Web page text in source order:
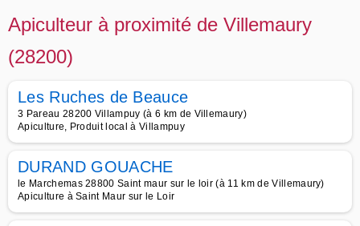
Apiculteur à proximité de Villemaury
(28200)
Les Ruches de Beauce
3 Pareau 28200 Villampuy (à 6 km de Villemaury)
Apiculture, Produit local à Villampuy
DURAND GOUACHE
le Marchemas 28800 Saint maur sur le loir (à 11 km de Villemaury)
Apiculture à Saint Maur sur le Loir